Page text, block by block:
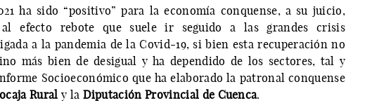
ha sido “positivo” para la economía conquense, a su juicio,
efecto rebote que suele ir seguido a las grandes crisis
a la pandemia de la Covid-19, si bien esta recuperación no
más bien de desigual y ha dependido de los sectores, tal y
Socioeconómico que ha elaborado la patronal conquense
Rural y la Diputación Provincial de Cuenca.